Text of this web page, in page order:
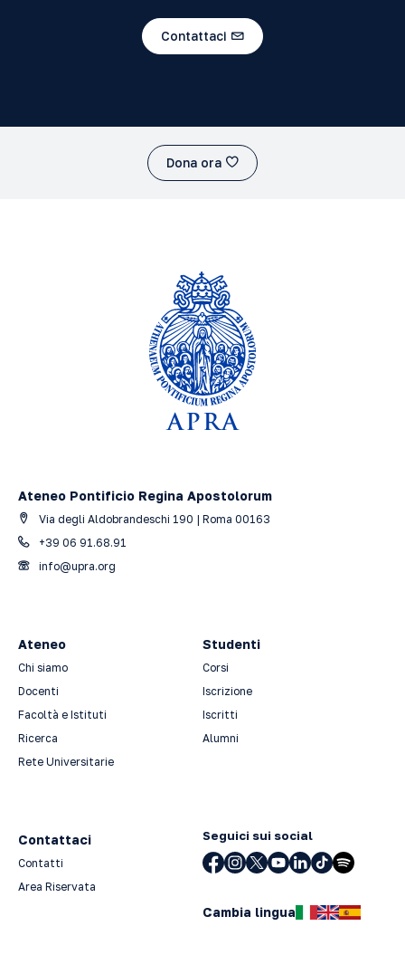
Contattaci
Dona ora
Ateneo Pontificio Regina Apostolorum
Via degli Aldobrandeschi 190 | Roma 00163
+39 06 91.68.91
info@upra.org
Ateneo
Chi siamo
Docenti
Facoltà e Istituti
Ricerca
Rete Universitarie
Studenti
Corsi
Iscrizione
Iscritti
Alumni
Contattaci
Contatti
Area Riservata
Seguici sui social
Cambia lingua